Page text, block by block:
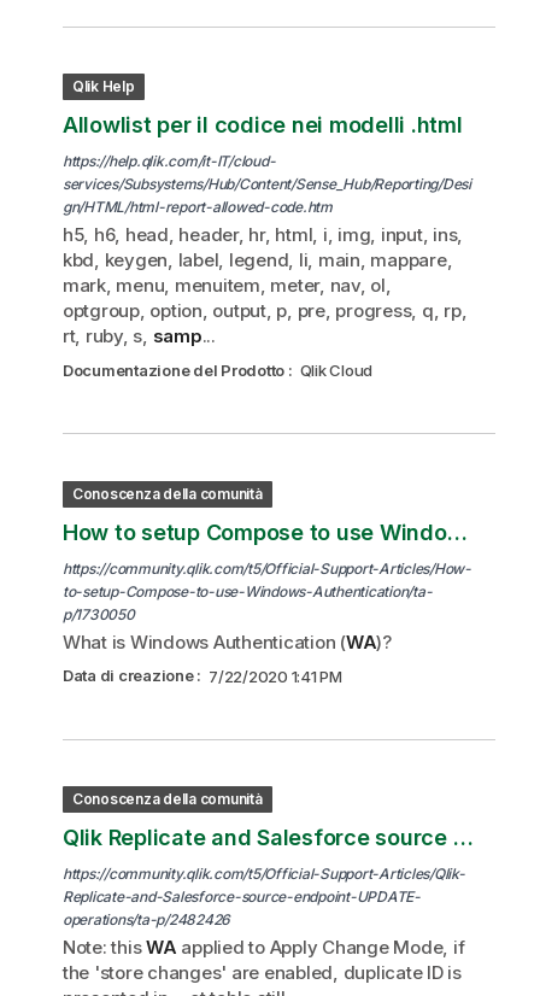
Qlik Help
Allowlist per il codice nei modelli .html
https://help.qlik.com/it-IT/cloud-
services/Subsystems/Hub/Content/Sense_Hub/Reporting/Desi
gn/HTML/html-report-allowed-code.htm
h5, h6, head, header, hr, html, i, img, input, ins,
kbd, keygen, label, legend, li, main, mappare,
mark, menu, menuitem, meter, nav, ol,
optgroup, option, output, p, pre, progress, q, rp,
rt, ruby, s, samp...
Documentazione del Prodotto : Qlik Cloud
Conoscenza della comunità
How to setup Compose to use Windows Authentication.
https://community.qlik.com/t5/Official-Support-Articles/How-
to-setup-Compose-to-use-Windows-Authentication/ta-
p/1730050
What is Windows Authentication (WA)?
Data di creazione: 7/22/2020 1:41 PM
Conoscenza della comunità
Qlik Replicate and Salesforce source endpoint: UPDATE operations treated as INSERT DML
https://community.qlik.com/t5/Official-Support-Articles/Qlik-
Replicate-and-Salesforce-source-endpoint-UPDATE-
operations/ta-p/2482426
Note: thisWA applied to Apply Change Mode, if
the 'store changes' are enabled, duplicate ID is